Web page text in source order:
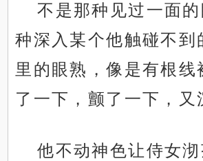
不是那种见过一面
种深入某个他触碰不到
里的眼熟，像是有根线
了一下，颤了一下，又
他不动神色让侍女